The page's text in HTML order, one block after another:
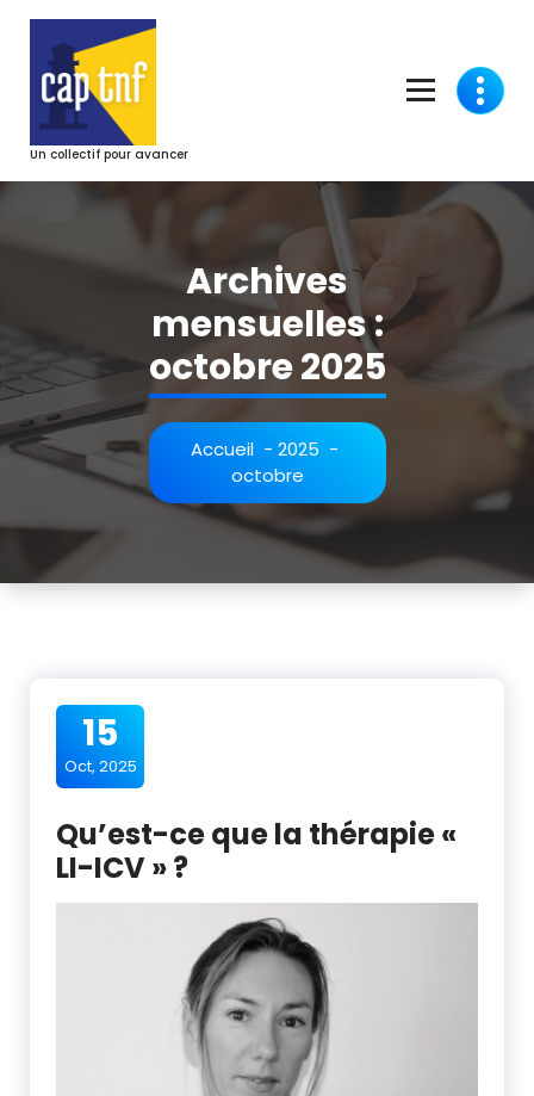
contenu
Un collectif pour avancer
Archives
mensuelles :
octobre 2025
Accueil - 2025 -
octobre
15
Oct, 2025
Qu’est-ce que la thérapie «
LI-ICV » ?